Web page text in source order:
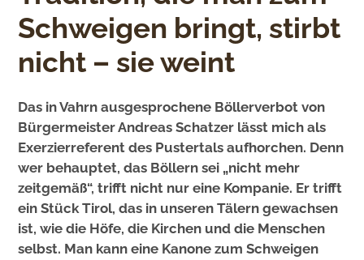
Schweigen bringt, stirbt
nicht – sie weint
Das in Vahrn ausgesprochene Böllerverbot von
Bürgermeister Andreas Schatzer lässt mich als
Exerzierreferent des Pustertals aufhorchen. Denn
wer behauptet, das Böllern sei „nicht mehr
zeitgemäß“, trifft nicht nur eine Kompanie. Er trifft
ein Stück Tirol, das in unseren Tälern gewachsen
ist, wie die Höfe, die Kirchen und die Menschen
selbst. Man kann eine Kanone zum Schweigen